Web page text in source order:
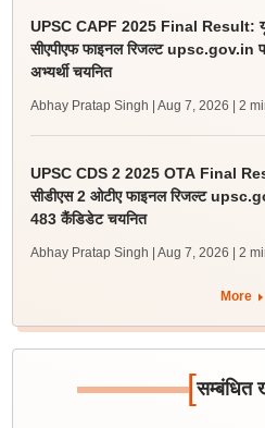
UPSC CAPF 2025 Final Result:
सीएपीएफ फाइनल रिजल्ट upsc.gov.in
अभ्यर्थी चयनित
Abhay Pratap Singh | Aug 7, 2026 | 2
UPSC CDS 2 2025 OTA Final
सीडीएस 2 ओटीए फाइनल रिजल्ट
483 कैंडिडेट चयनित
Abhay Pratap Singh | Aug 7, 2026 | 2
More
[सम्बंधित